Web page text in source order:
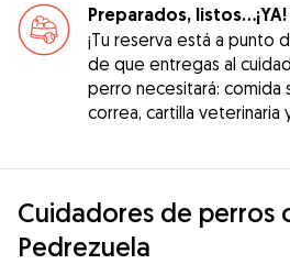
Preparados, listos...¡YA!
¡Tu reserva está a punto
de que entregas al
perro necesitará: comida
correa, cartilla veterinaria
Cuidadores de perros
Pedrezuela